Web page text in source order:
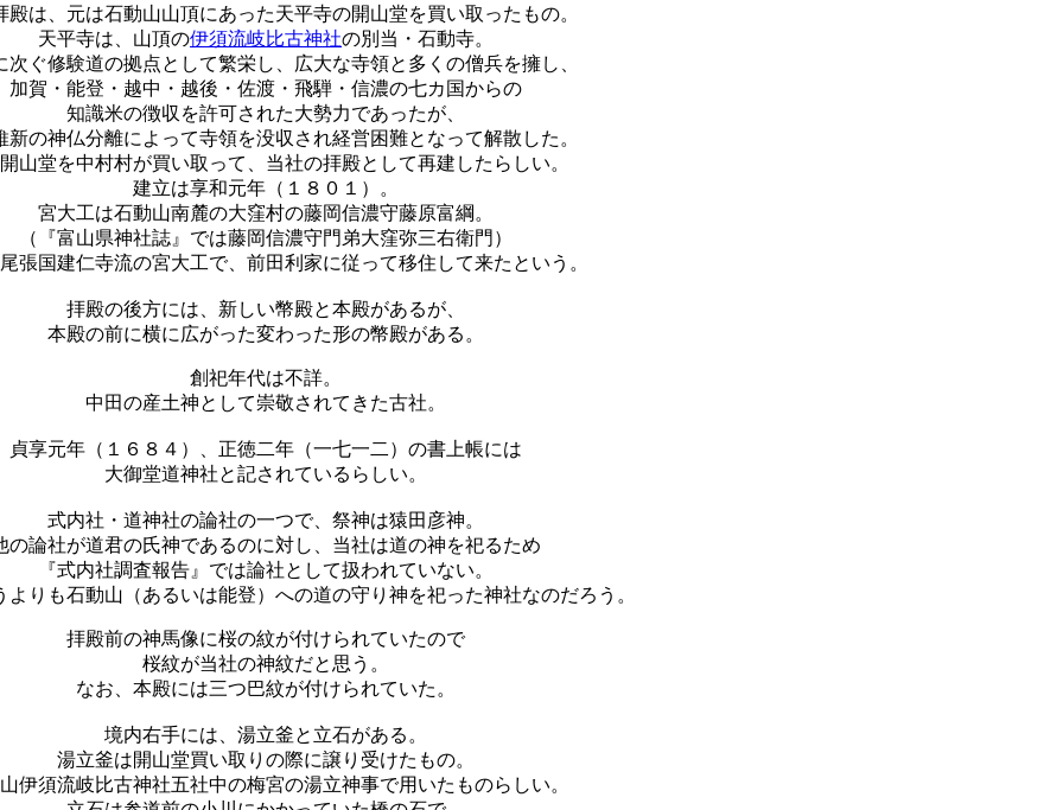
殿は、元は石動山山頂にあった天平寺の開山堂を買い取ったもの。
天平寺は、山頂の伊須流岐比古神社の別当・石動寺。
次ぐ修験道の拠点として繁栄し、広大な寺領と多くの僧兵を擁し、
加賀・能登・越中・越後・佐渡・飛騨・信濃の七カ国からの
知識米の徴収を許可された大勢力であったが、
新の神仏分離によって寺領を没収され経営困難となって解散した。
山堂を中村村が買い取って、当社の拝殿として再建したらしい。
建立は享和元年（１８０１）。
宮大工は石動山南麓の大窪村の藤岡信濃守藤原富綱。
（『富山県神社誌』では藤岡信濃守門弟大窪弥三右衛門）
張国建仁寺流の宮大工で、前田利家に従って移住して来たという。
拝殿の後方には、新しい幣殿と本殿があるが、
本殿の前に横に広がった変わった形の幣殿がある。
創祀年代は不詳。
中田の産土神として崇敬されてきた古社。
貞享元年（１６８４）、正徳二年（一七一二）の書上帳には
大御堂道神社と記されているらしい。
式内社・道神社の論社の一つで、祭神は猿田彦神。
の論社が道君の氏神であるのに対し、当社は道の神を祀るため
『式内社調査報告』では論社として扱われていない。
よりも石動山（あるいは能登）への道の守り神を祀った神社なのだろう。
拝殿前の神馬像に桜の紋が付けられていたので
桜紋が当社の神紋だと思う。
なお、本殿には三つ巴紋が付けられていた。
境内右手には、湯立釜と立石がある。
湯立釜は開山堂買い取りの際に譲り受けたもの。
伊須流岐比古神社五社中の梅宮の湯立神事で用いたものらしい。